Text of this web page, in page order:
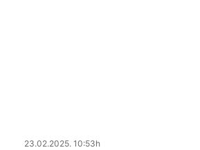
23.02.2025. 10:53h